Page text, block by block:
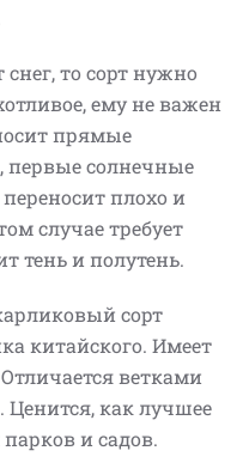
то сорт нужно
ему не важен
прямые
первые солнечные
плохо и
случае требует
тень и полутень.
сорт
китайского. Имеет
ветками
Ценится, как лучшее
и садов.